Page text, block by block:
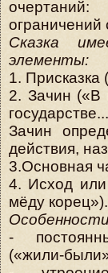
ограничений
Сказка
элементы:
1. Присказка
2. Зачин («В
Зачин
действия,
3.Основная
4. Исход или
мёду корец»).
-
(«жили-